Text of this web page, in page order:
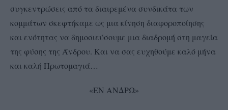
συγκεντρώσεις από τα διαιρεμένα συνδικάτα των
κομμάτων σκεφτήκαμε ως μια κίνηση διαφοροποίησης
και ενότητας να δημοσιεύσουμε μια διαδρομή στη μαγεία
της φύσης της Άνδρου. Και να σας ευχηθούμε καλό μήνα
και καλή Πρωτομαγιά…
«ΕΝ ΑΝΔΡΩ»